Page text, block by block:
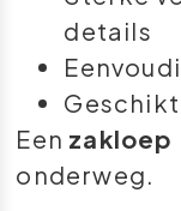
details
Geschikt
Een zakloep
onderweg.